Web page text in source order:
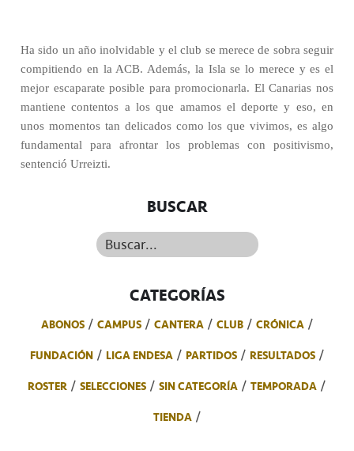
Ha sido un año inolvidable y el club se merece de sobra seguir
compitiendo en la ACB. Además, la Isla se lo merece y es el
mejor escaparate posible para promocionarla. El Canarias nos
mantiene contentos a los que amamos el deporte y eso, en
unos momentos tan delicados como los que vivimos, es algo
fundamental para afrontar los problemas con positivismo,
sentenció Urreizti.
BUSCAR
Buscar...
CATEGORÍAS
ABONOS CAMPUS CANTERA CLUB
CRÓNICA
FUNDACIÓN
LIGA ENDESA PARTIDOS
RESULTADOS
ROSTER
SELECCIONES SIN CATEGORÍA
TEMPORADA
TIENDA